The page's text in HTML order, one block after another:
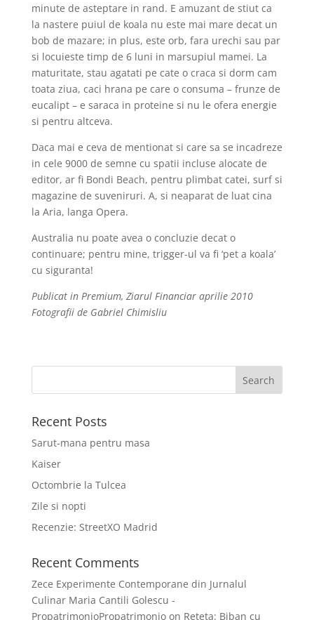
minute de asteptare in rand. E amuzant de stiut ca
la nastere puiul de koala nu este mai mare decat un
bob de mazare; in plus, este orb, fara urechi sau par
si locuieste timp de 6 luni in marsupiul mamei. La
maturitate, stau agatati pe cate o craca si dorm cam
toata ziua, caci hrana pe care o consuma – frunze de
eucalipt – e saraca in proteine si nu le ofera energie
si pentru altceva.
Daca mai e ceva de mentionat si care sa se incadreze
in cele 9000 de semne cu spatii incluse alocate de
editor, ar fi Bondi Beach, pentru plimbat catei, surf si
magazine de suveniruri. A, si neaparat de luat cina
la Aria, langa Opera.
Australia nu poate avea o concluzie decat o
continuare; pentru mine, trigger-ul va fi ‘pet a koala’
cu siguranta!
Publicat in Premium, Ziarul Financiar aprilie 2010
Fotografii de Gabriel Chimisliu
Recent Posts
Sarut-mana pentru masa
Kaiser
Octombrie la Tulcea
Zile si nopti
Recenzie: StreetXO Madrid
Recent Comments
Zece Experimente Contemporane din Jurnalul
Culinar Maria Cantili Golescu -
PropatrimonioPropatrimonioon Reteta: Biban cu